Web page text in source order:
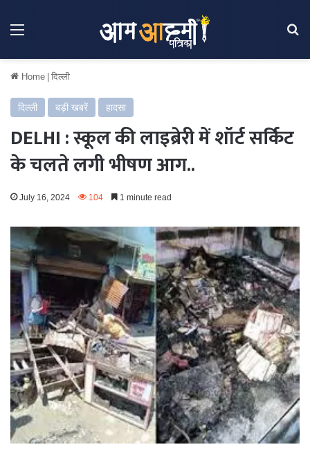
Menu
Home दिल्ली
दिल्ली बड़ी खबरें हादसा
DELHI : स्कूल की लाइब्रेरी में शॉर्ट सर्किट
के चलते लगी भीषण आग..
July 16, 2024 104 1 minute read